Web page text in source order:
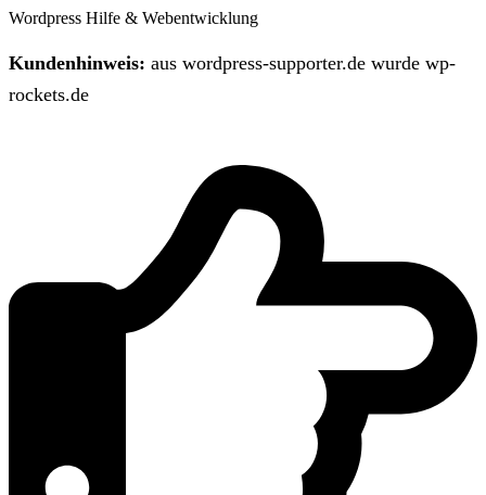
Wordpress Hilfe & Webentwicklung
Kundenhinweis: aus wordpress-supporter.de wurde wp-
rockets.de